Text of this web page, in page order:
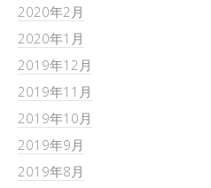
2020年2月
2020年1月
2019年12月
2019年11月
2019年10月
2019年9月
2019年8月